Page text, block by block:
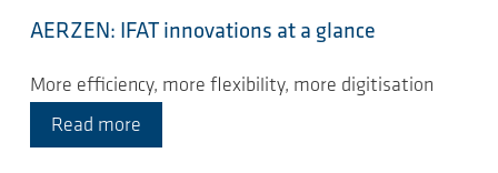
AERZEN: IFAT innovations at a glance
More efficiency, more flexibility, more digitisation
Read more